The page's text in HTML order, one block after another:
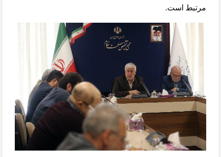
مرتبط است.